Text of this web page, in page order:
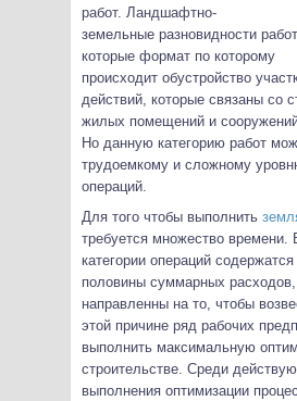
работ. Ландшафтно-
земельные разновидности
которые формат по которому
происходит обустройство
действий, которые связаны со
жилых помещений и
Но данную категорию работ
трудоемкому и сложному
операций.
Для того чтобы выполнить
требуется множество времени.
категории операций
половины суммарных
направленны на то, чтобы
этой причине ряд рабочих
выполнить максимальную
строительстве. Среди
выполнения оптимизации